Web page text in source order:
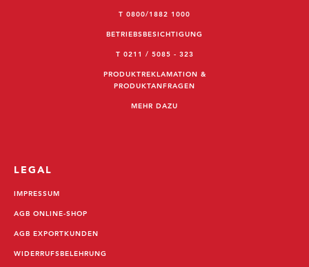
T 0800/1882 1000
BETRIEBSBESICHTIGUNG
T 0211 / 5085 - 323
PRODUKTREKLAMATION &
PRODUKTANFRAGEN
MEHR DAZU
LEGAL
IMPRESSUM
AGB ONLINE-SHOP
AGB EXPORTKUNDEN
WIDERRUFSBELEHRUNG